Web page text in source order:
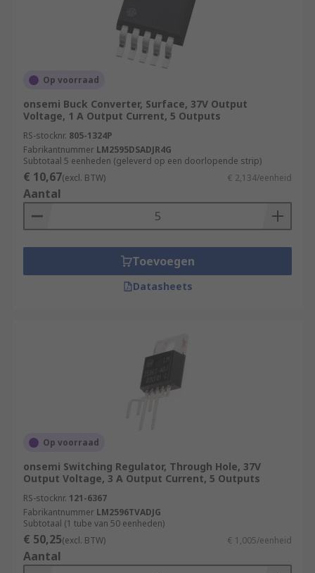
Op voorraad
onsemi Buck Converter, Surface, 37V Output
Voltage, 1 A Output Current, 5 Outputs
RS-stocknr. 805-1324P
Fabrikantnummer LM2595DSADJR4G
Subtotaal 5 eenheden (geleverd op een doorlopende strip)
€ 10,67(excl. BTW) € 2,134/eenheid
Aantal
Toevoegen
Datasheets
Op voorraad
onsemi Switching Regulator, Through Hole, 37V
Output Voltage, 3 A Output Current, 5 Outputs
RS-stocknr. 121-6367
Fabrikantnummer LM2596TVADJG
Subtotaal (1 tube van 50 eenheden)
€ 50,25(excl. BTW) € 1,005/eenheid
Aantal